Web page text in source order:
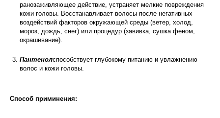
ранозаживляющее действие, устраняет мелкие повреждения
кожи головы. Восстанавливает волосы после негативных
воздействий факторов окружающей среды (ветер, холод,
мороз, дождь, снег) или процедур (завивка, сушка феном,
окрашивание).
Пантенолспособствует глубокому питанию и увлажнению
волос и кожи головы.
Способ приминения: